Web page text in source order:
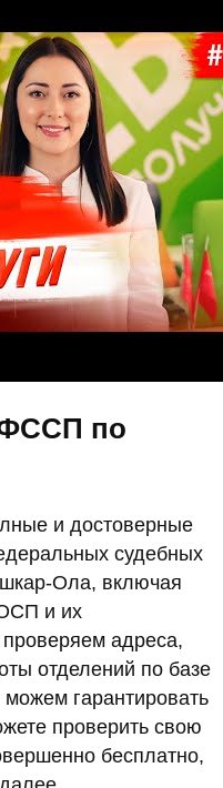
по
и достоверные
судебных
Ола, включая
и их
адреса,
отделений по базе
гарантировать
проверить свою
бесплатно,